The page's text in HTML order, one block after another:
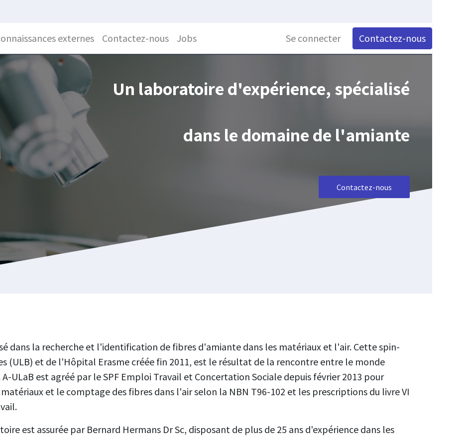
externes Contactez-nous Jobs Se connecter Contactez-nous
Un laboratoire d'expérience, spécialisé
dans le domaine de l'amiante
Contactez-nous
dans la recherche et l'identification de fibres d'amiante dans les matériaux et l'air. Cette spin-
(ULB) et de l'Hôpital Erasme créée fin 2011, est le résultat de la rencontre entre le monde
ULaB est agréé par le SPF Emploi Travail et Concertation Sociale depuis février 2013 pour
et le comptage des fibres dans l'air selon la NBN T96-102 et les prescriptions du livre VI
est assurée par Bernard Hermans Dr Sc, disposant de plus de 25 ans d'expérience dans les